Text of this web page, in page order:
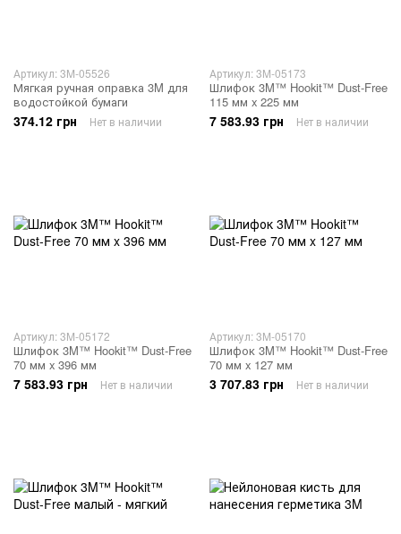
Артикул: 3M-05526
Мягкая ручная оправка 3M для
водостойкой бумаги
374.12 грн Нет в наличии
Артикул: 3M-05173
Шлифок 3M™ Hookit™ Dust-Free
115 мм x 225 мм
7 583.93 грн Нет в наличии
Артикул: 3M-05172
Шлифок 3M™ Hookit™ Dust-Free
70 мм x 396 мм
7 583.93 грн Нет в наличии
Артикул: 3M-05170
Шлифок 3M™ Hookit™ Dust-Free
70 мм x 127 мм
3 707.83 грн Нет в наличии